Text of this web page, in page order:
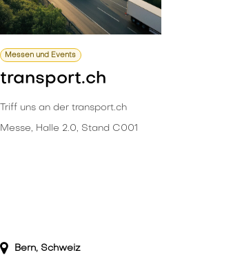
Messen und Events
transport.ch
Triff uns an der transport.ch
Messe, Halle 2.0, Stand C001
Bern, Schweiz